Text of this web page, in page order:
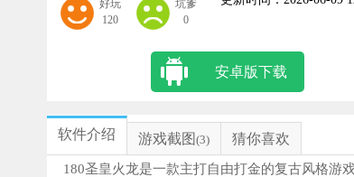
好玩
120
坑爹
0
安卓版下载
软件介绍 游戏截图 (3) 猜你喜欢
180圣皇火龙是一款主打自由打金的复古风格游